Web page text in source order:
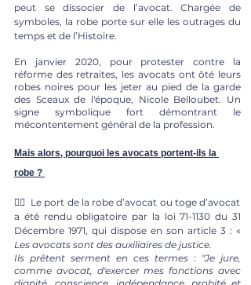
peut se dissocier de l’avocat. Chargée de
symboles, la robe porte sur elle les outrages du
temps et de l’Histoire.
En janvier 2020, pour protester contre la
réforme des retraites, les avocats ont ôté leurs
robes noires pour les jeter au pied de la garde
des Sceaux de l'époque, Nicole Belloubet. Un
signe symbolique fort démontrant le
mécontentement général de la profession.
Mais alors, pourquoi les avocats portent-ils la
robe ?
👩‍⚖️  Le port de la robe d’avocat ou toge d’avocat
a été rendu obligatoire par la loi 71-1130 du 31
Les avocats sont des auxiliaires de justice.
Ils prêtent serment en ces termes : "Je jure,
comme avocat, d'exercer mes fonctions avec